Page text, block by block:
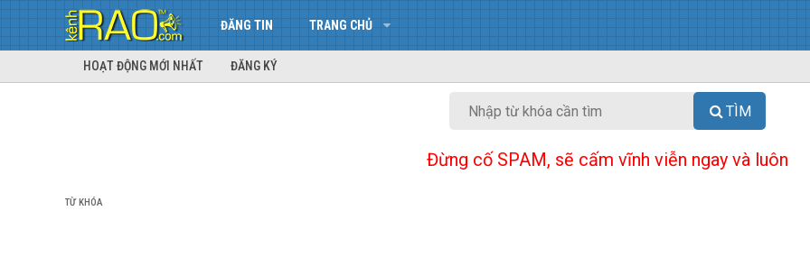
ĐĂNG TIN TRANG CHỦ
HOẠT ĐỘNG MỚI NHẤT ĐĂNG KÝ
TÌM
Đừng cố SPAM, sẽ cấm vĩnh viễn ngay và luôn
TỪ KHÓA